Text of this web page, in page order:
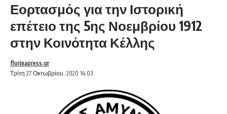
Εορτασμός για την Ιστορική
επέτειο της 5ης Νοεμβρίου 1912
στην Κοινότητα Κέλλης
Τρίτη 27 Οκτωβρίου, 2020 14:03
florinapress.gr